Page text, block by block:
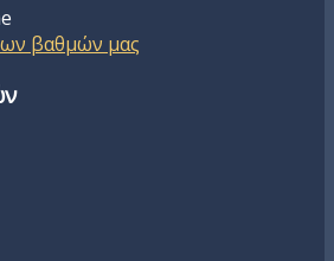
βαθμών μας